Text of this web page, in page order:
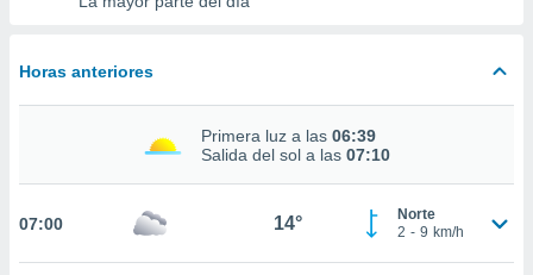
basada
coste.
Horas anteriores
Primera luz a las 06:39
Salida del sol a las 07:10
07:00 14°
Norte
2 - 9 km/h